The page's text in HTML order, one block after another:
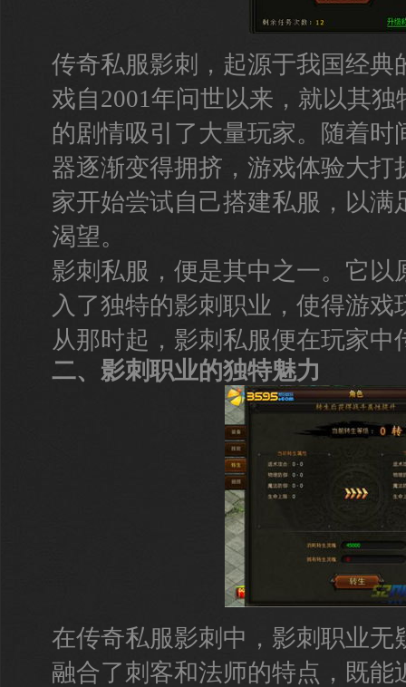
传奇私服影刺，起源于我国经典
戏自2001年问世以来，就以其
的剧情吸引了大量玩家。随着时
器逐渐变得拥挤，游戏体验大打
家开始尝试自己搭建私服，以满
渴望。
影刺私服，便是其中之一。它以
入了独特的影刺职业，使得游戏
从那时起，影刺私服便在玩家中
二、影刺职业的独特魅力
在传奇私服影刺中，影刺职业无
融合了刺客和法师的特点，既能